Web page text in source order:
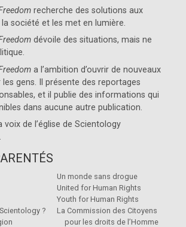
recherche des solutions aux
société et les met en lumière.
dévoile des situations, mais ne
a l’ambition d’ouvrir de nouveaux
gens. Il présente des reportages
et il publie des informations qui
dans aucune autre publication.
voix de l’église deScientology
.
?
Un monde sans drogue
United for Human Rights
Youth for Human Rights
La Commission des Citoyens
pour les droits de l’Homme